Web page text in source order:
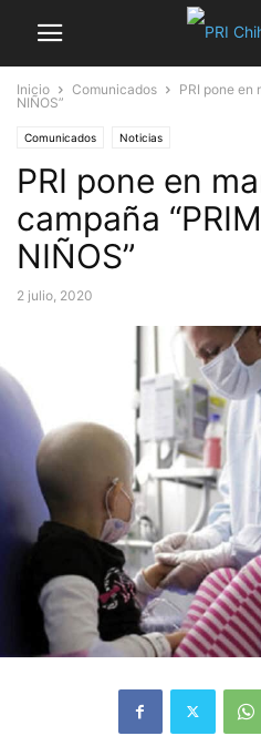
Inicio Comunicados
PRI pone en
NIÑOS”
Comunicados Noticias
PRI pone en
campaña
NIÑOS”
2 julio, 2020